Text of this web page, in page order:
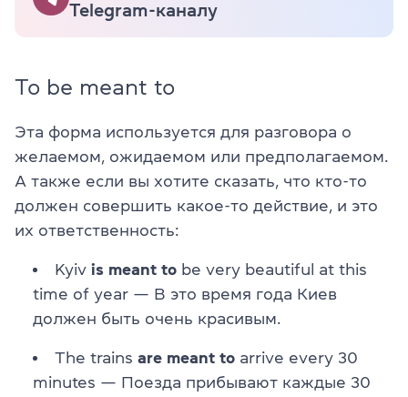
Telegram-каналу
To be meant to
Эта форма используется для разговора о
желаемом, ожидаемом или предполагаемом.
А также если вы хотите сказать, что кто-то
должен совершить какое-то действие, и это
их ответственность:
Kyiv is meant to be very beautiful at this
time of year — В это время года Киев
должен быть очень красивым.
The trains are meant to arrive every 30
minutes — Поезда прибывают каждые 30